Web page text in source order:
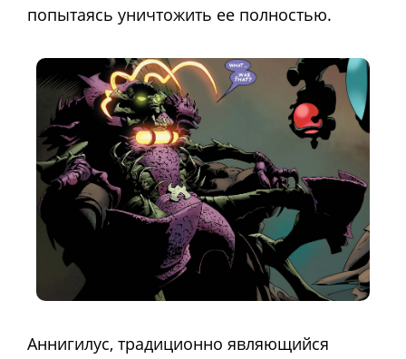
попытаясь уничтожить ее полностью.
Аннигилус, традиционно являющийся